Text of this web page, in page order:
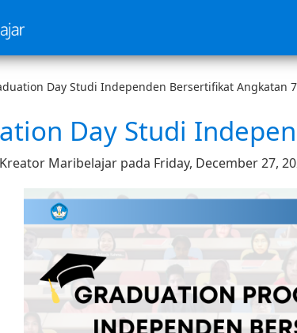
Day Studi Independen Bersertifikat Angkatan 7
Day Studi
Kreator Maribelajar pada Friday, December 27,